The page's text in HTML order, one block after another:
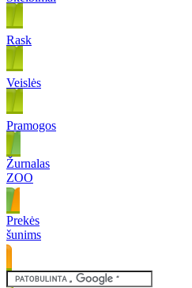
Rask
Veislės
Pramogos
Žurnalas
ZOO
Prekės
šunims